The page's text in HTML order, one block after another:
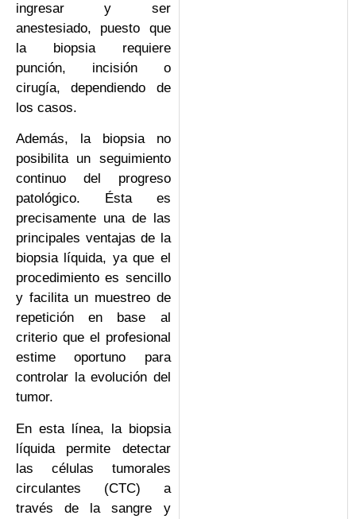
ingresar y ser
anestesiado, puesto que
la biopsia requiere
punción, incisión o
cirugía, dependiendo de
los casos.
Además, la biopsia no
posibilita un seguimiento
continuo del progreso
patológico. Ésta es
precisamente una de las
principales ventajas de la
biopsia líquida, ya que el
procedimiento es sencillo
y facilita un muestreo de
repetición en base al
criterio que el profesional
estime oportuno para
controlar la evolución del
tumor.
En esta línea, la biopsia
líquida permite detectar
las células tumorales
circulantes (CTC) a
través de la sangre y